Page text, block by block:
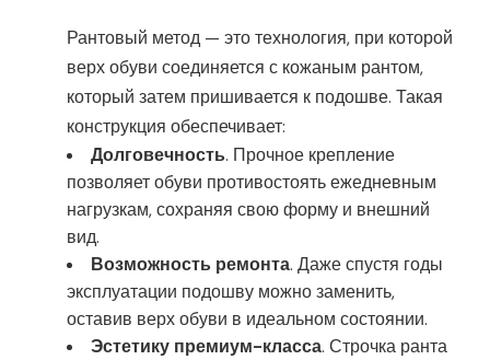
Рантовый метод — это технология, при которой
верх обуви соединяется с кожаным рантом,
который затем пришивается к подошве. Такая
конструкция обеспечивает:
Долговечность. Прочное крепление
позволяет обуви противостоять ежедневным
нагрузкам, сохраняя свою форму и внешний
вид.
Возможность ремонта. Даже спустя годы
эксплуатации подошву можно заменить,
оставив верх обуви в идеальном состоянии.
Эстетику премиум-класса. Строчка ранта